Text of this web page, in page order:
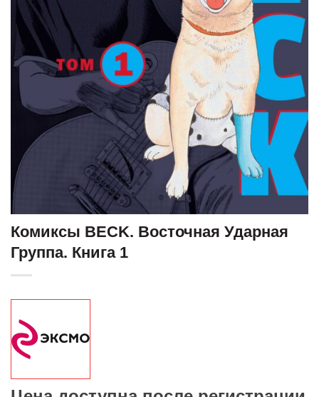
Комиксы BECK. Восточная Ударная
Группа. Книга 1